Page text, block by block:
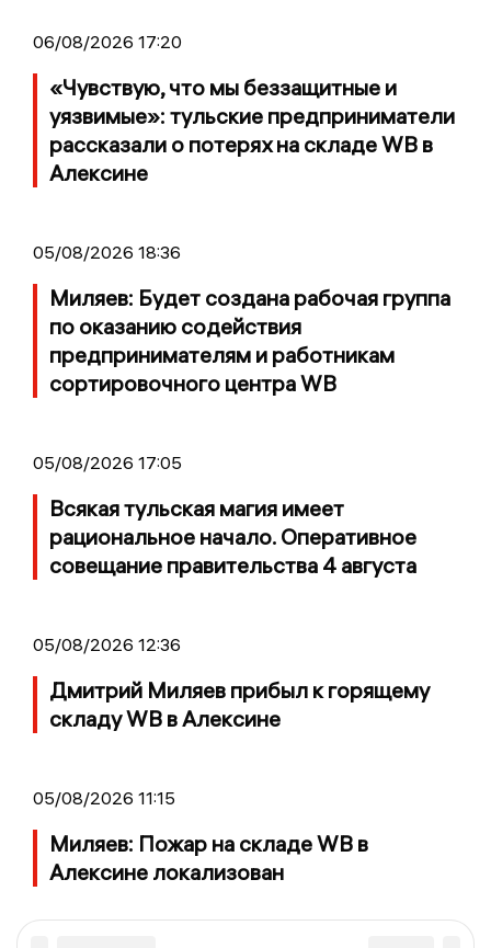
06/08/2026 17:20
«Чувствую, что мы беззащитные и
уязвимые»: тульские предприниматели
рассказали о потерях на складе WB в
Алексине
05/08/2026 18:36
Миляев: Будет создана рабочая группа
по оказанию содействия
предпринимателям и работникам
сортировочного центра WB
05/08/2026 17:05
Всякая тульская магия имеет
рациональное начало. Оперативное
совещание правительства 4 августа
05/08/2026 12:36
Дмитрий Миляев прибыл к горящему
складу WB в Алексине
05/08/2026 11:15
Миляев: Пожар на складе WB в
Алексине локализован